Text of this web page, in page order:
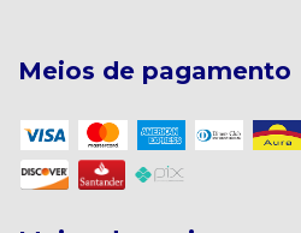
Meios de pagamento